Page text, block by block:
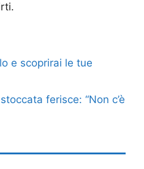
e scoprirai le tue
ferisce: “Non c’è